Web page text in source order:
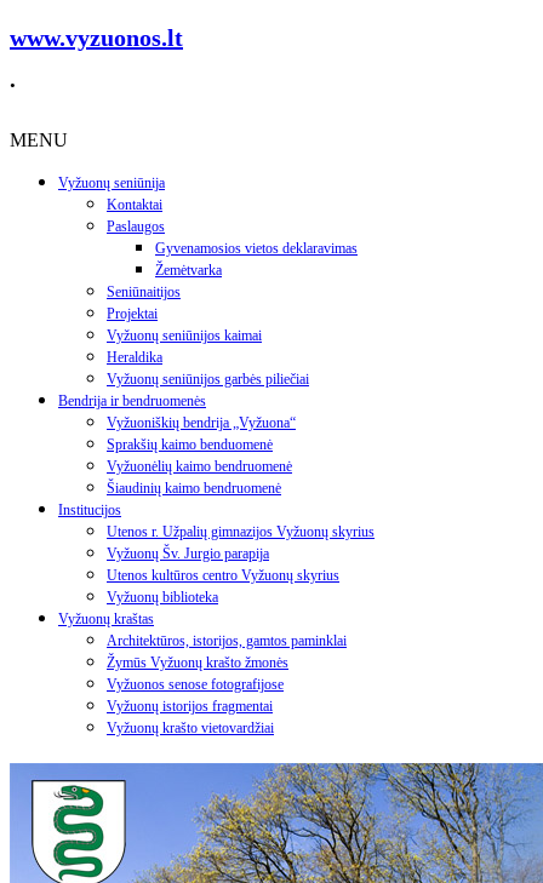
www.vyzuonos.lt
.
MENU
Vyžuonų seniūnija
Kontaktai
Paslaugos
Gyvenamosios vietos deklaravimas
Žemėtvarka
Seniūnaitijos
Projektai
Vyžuonų seniūnijos kaimai
Heraldika
Vyžuonų seniūnijos garbės piliečiai
Bendrija ir bendruomenės
Vyžuoniškių bendrija „Vyžuona“
Sprakšių kaimo benduomenė
Vyžuonėlių kaimo bendruomenė
Šiaudinių kaimo bendruomenė
Institucijos
Utenos r. Užpalių gimnazijos Vyžuonų skyrius
Vyžuonų Šv. Jurgio parapija
Utenos kultūros centro Vyžuonų skyrius
Vyžuonų biblioteka
Vyžuonų kraštas
Architektūros, istorijos, gamtos paminklai
Žymūs Vyžuonų krašto žmonės
Vyžuonos senose fotografijose
Vyžuonų istorijos fragmentai
Vyžuonų krašto vietovardžiai